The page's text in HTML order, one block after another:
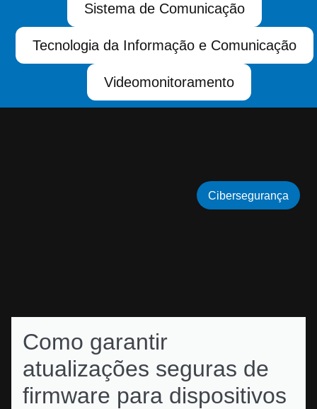
Sistema de Comunicação
Tecnologia da Informação e Comunicação
Videomonitoramento
Como garantir
atualizações seguras de
firmware para dispositivos
Cibersegurança